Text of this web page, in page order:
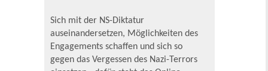
Sich mit der NS-Diktatur
auseinandersetzen, Möglichkeiten des
Engagements schaffen und sich so
gegen das Vergessen des Nazi-Terrors